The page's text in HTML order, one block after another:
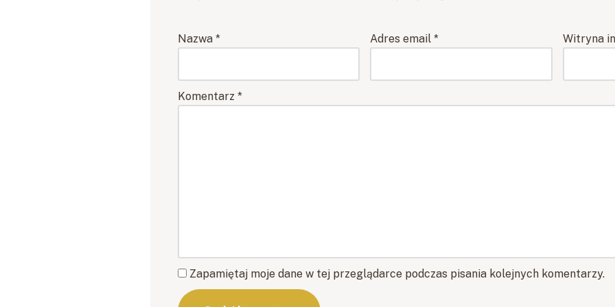
Nazwa * Adres email* Witryna
Komentarz *
Zapamiętaj moje dane w tej przeglądarce podczas pisania kolejnych komentarzy.